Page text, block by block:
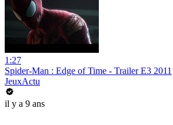
1:27
Spider-Man : Edge of Time - Trailer E3 2011
JeuxActu
il y a 9 ans